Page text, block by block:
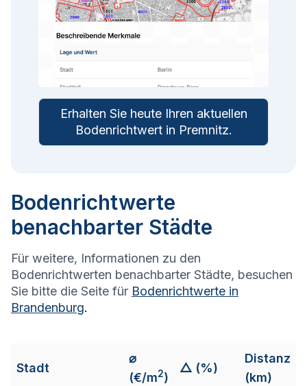
Erhalten Sie heute Ihren aktuellen
Bodenrichtwert in Premnitz.
Bodenrichtwerte
benachbarter Städte
Für weitere, Informationen zu den
Bodenrichtwerten benachbarter Städte, besuchen
Sie bitte die Seite für Bodenrichtwerte in
Brandenburg.
Stadt
⌀
(€/m2)
△ (%)
Distanz
(km)